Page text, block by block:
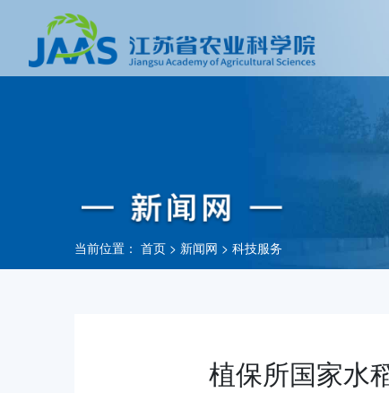
当前位置： 首页 > 新闻网 > 科技服务
植保所国家水